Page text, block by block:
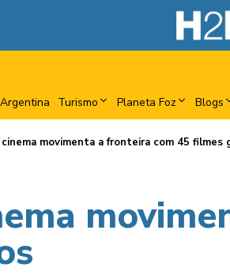
Argentina Turismo Planeta Foz Blogs
movimenta a fronteira com 45